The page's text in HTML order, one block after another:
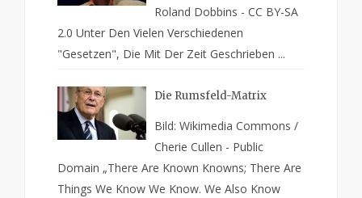
Roland Dobbins - CC BY-SA
2.0 Unter Den Vielen Verschiedenen
"Gesetzen", Die Mit Der Zeit Geschrieben ...
Die Rumsfeld-Matrix
Bild: Wikimedia Commons /
Cherie Cullen - Public
Domain „There Are Known Knowns; There Are
Things We Know We Know. We Also Know